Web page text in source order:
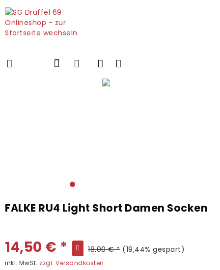
FALKE RU4 Light Short Damen Socken
14,50 € * 18,00 € * (19,44% gespart)
inkl. MwSt. zzgl. Versandkosten